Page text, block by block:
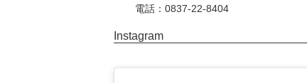
電話：0837-22-8404
Instagram